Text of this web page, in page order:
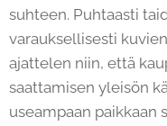
suhteen. Puhtaasti
varauksellisesti
ajattelen niin, että
saattamisen yleisön
useampaan paikkaan